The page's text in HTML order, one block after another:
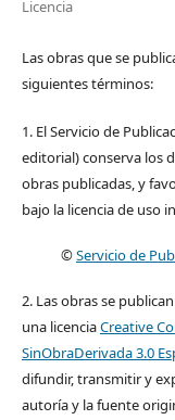
Licencia
Las obras que se
siguientes términos:
1. El Servicio de
editorial) conserva los
obras publicadas, y
bajo la licencia de uso
©Servicio de
2. Las obras se
una licenciaCreative
SinObraDerivada 3.0
difundir, transmitir y
autoría y la fuente